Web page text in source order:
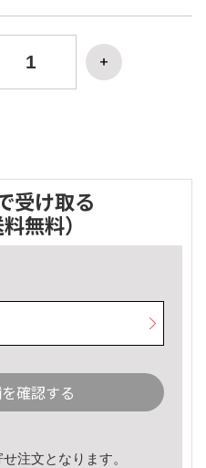
受け取る
料無料）
確認する
注文となります。